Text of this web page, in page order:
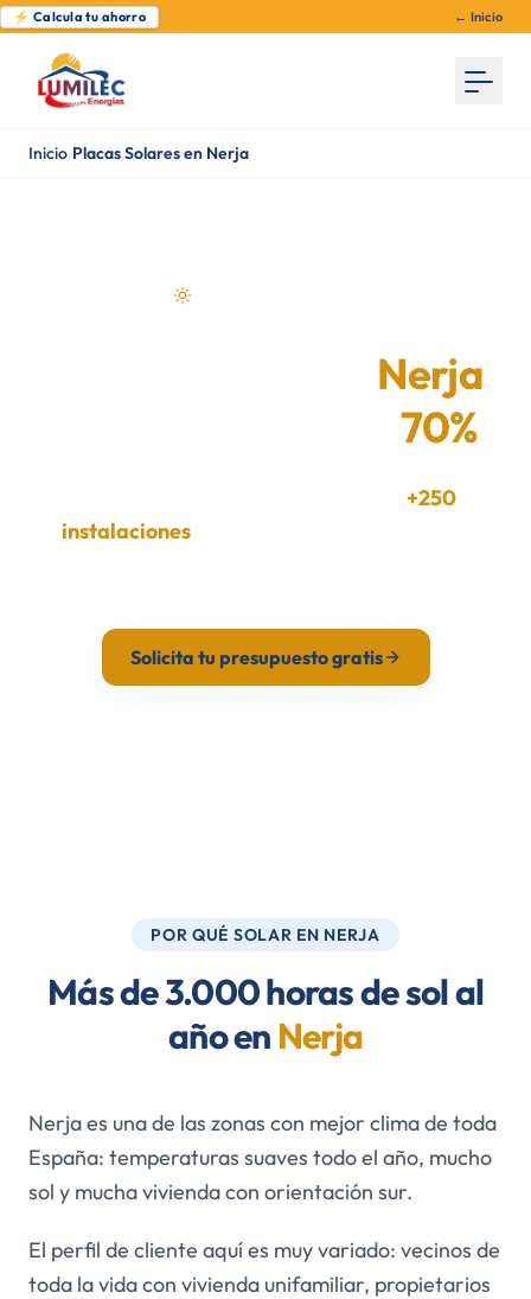
⚡ Calcula tu ahorro ← Inicio
Inicio›Placas Solares en Nerja
Energía solar en Nerja
Nerja
— Ahorra hasta un70%
+250
instalacionesen Málaga. Estudio gratuito y
Solicita tu presupuesto gratis
POR QUÉ SOLAR EN NERJA
Más de 3.000 horas de sol al
año en Nerja
Nerja es una de las zonas con mejor clima de toda
España: temperaturas suaves todo el año, mucho
sol y mucha vivienda con orientación sur.
El perfil de cliente aquí es muy variado: vecinos de
toda la vida con vivienda unifamiliar, propietarios